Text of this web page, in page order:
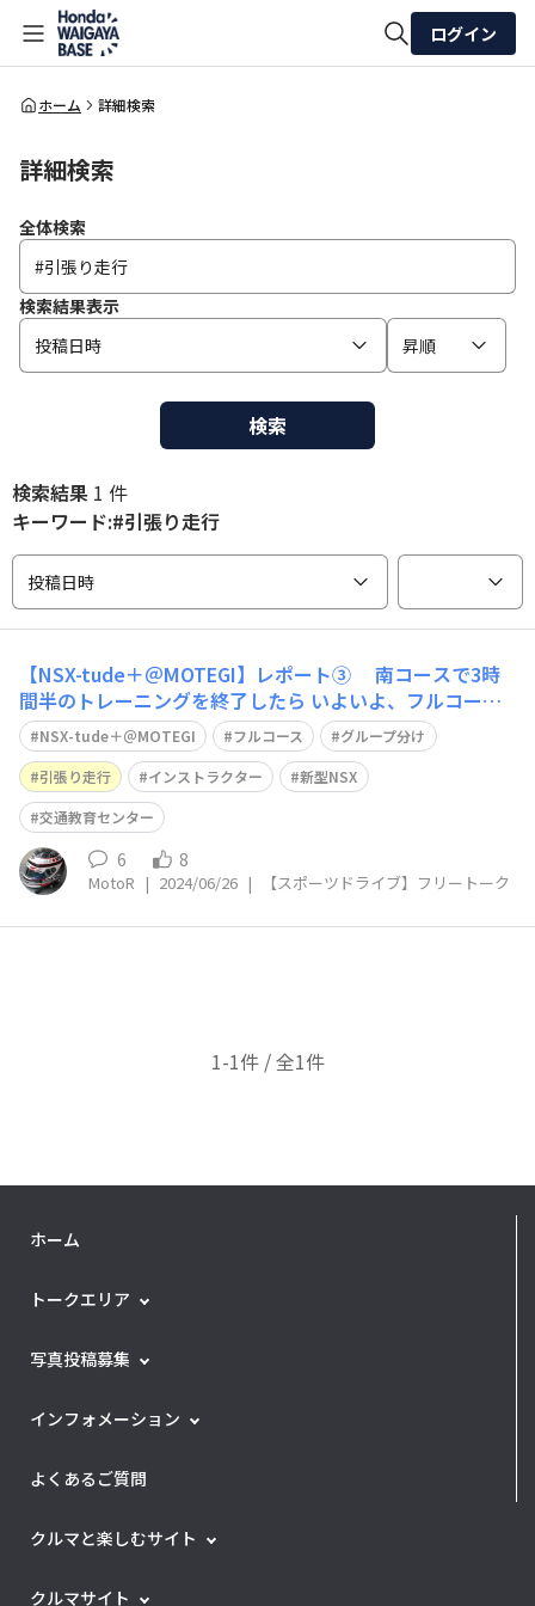
全体検索
ログイン
ホーム 詳細検索
詳細検索
全体検索
検索結果表示
投稿日時
昇順
検索
検索結果 1 件
キーワード:#引張り走行
投稿日時
【NSX-tude＋＠MOTEGI】レポート③ 南コースで3時
間半のトレーニングを終了したら いよいよ、フルコース
に移動します。 南コースでのラップ表＆車種でグループ
分け😀 今回は、今年の第1回目なので フリー走行は無
く、先導のコース説明を聞きながらの引張り走行です。
（と言っても、ブレーキ
NSX-tude＋＠MOTEGI フルコース
グループ分け
引張り走行
インストラクター
新型NSX
交通教育センター
6 8
MotoR | 2024/06/26 | 【スポーツドライブ】フリートーク
1-1件 / 全1件
ホーム
トークエリア
写真投稿募集
インフォメーション
よくあるご質問
クルマと楽しむサイト
クルマサイト